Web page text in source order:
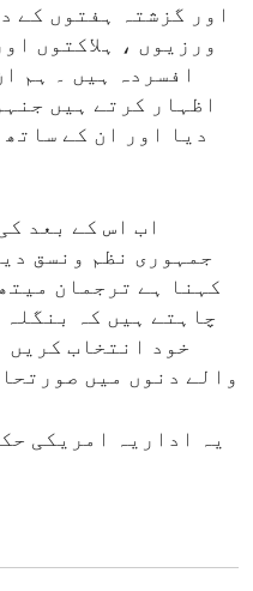
اور گزشتہ ہفتوں کے
ورزیوں ، ہلاکتوں
افسردہ ہیں ۔ ہم
اظہار کرتے ہیں
دیا اور ان کے
اب اس کے بعد
جمہوری نظم ونسق
کہنا ہے ترجمان
چاہتے ہیں کہ
خود انتخاب کریں
والے دنوں میں
یہ اداریہ امریکی